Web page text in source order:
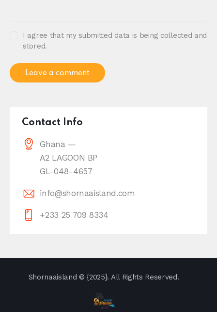
I agree that my submitted data is being collected and
stored.
Contact Info
Ghana —
A2 LAGOON BP
GL-048-4657
info@shornaaisland.com
+233 25 709 8334
Shornaaisland © {2025}. All Rights Reserved.